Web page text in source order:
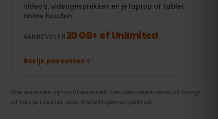
Video's, videogesprekken en je laptop of tablet
online houden.
AANBEVOLEN20 GB+ of Unlimited
Bekijk pakketten
Alle waarden zijn richtwaarden. Het werkelijke verbruik hangt
af van je toestel, app-instellingen en gebruik.